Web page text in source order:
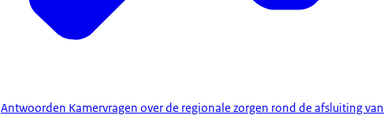
Antwoorden Kamervragen over de regionale zorgen rond de afsluiting van